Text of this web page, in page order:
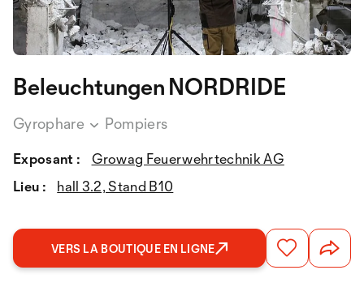
Beleuchtungen NORDRIDE
Gyrophare Pompiers
Exposant :
Growag Feuerwehrtechnik AG
Lieu :
hall 3.2, Stand B10
VERS LA BOUTIQUE EN LIGNE